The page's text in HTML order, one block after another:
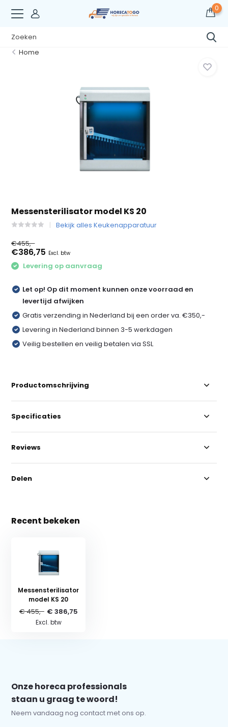
0
Home
Messensterilisator model KS 20
Bekijk alles Keukenapparatuur
€455,-
€386,75 Excl. btw
Levering op aanvraag
Let op! Op dit moment kunnen onze voorraad en
levertijd afwijken
Gratis verzending in Nederland bij een order va. €350,-
Levering in Nederland binnen 3-5 werkdagen
Veilig bestellen en veilig betalen via SSL
Productomschrijving
Specificaties
Reviews
Delen
Recent bekeken
Messensterilisator
model KS 20
€ 455,- € 386,75
Excl. btw
Onze horeca professionals
staan u graag te woord!
Neem vandaag nog contact met ons op.